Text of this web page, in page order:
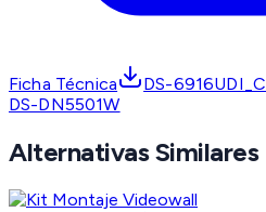
Ficha Técnica DS-6916UDI_C_
DS-DN5501W
Alternativas Similares